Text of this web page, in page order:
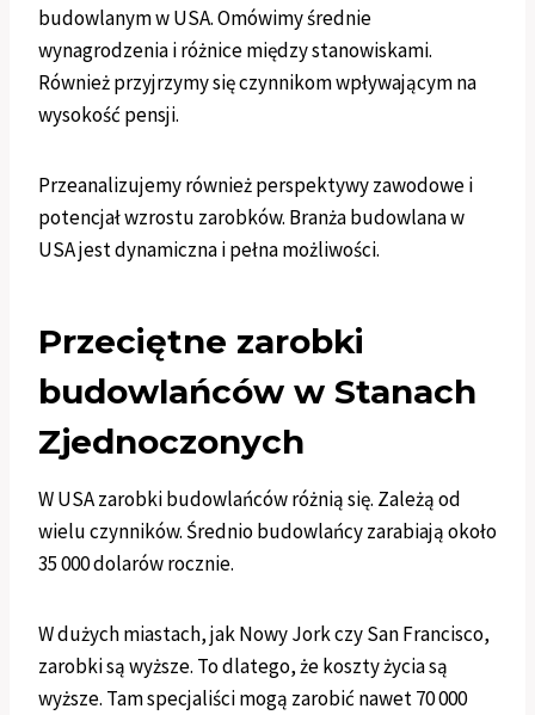
budowlanym w USA. Omówimy średnie
wynagrodzenia i różnice między stanowiskami.
Również przyjrzymy się czynnikom wpływającym na
wysokość pensji.
Przeanalizujemy również perspektywy zawodowe i
potencjał wzrostu zarobków. Branża budowlana w
USA jest dynamiczna i pełna możliwości.
Przeciętne zarobki
budowlańców w Stanach
Zjednoczonych
W USA zarobki budowlańców różnią się. Zależą od
wielu czynników. Średnio budowlańcy zarabiają około
35 000 dolarów rocznie.
W dużych miastach, jak Nowy Jork czy San Francisco,
zarobki są wyższe. To dlatego, że koszty życia są
wyższe. Tam specjaliści mogą zarobić nawet 70 000